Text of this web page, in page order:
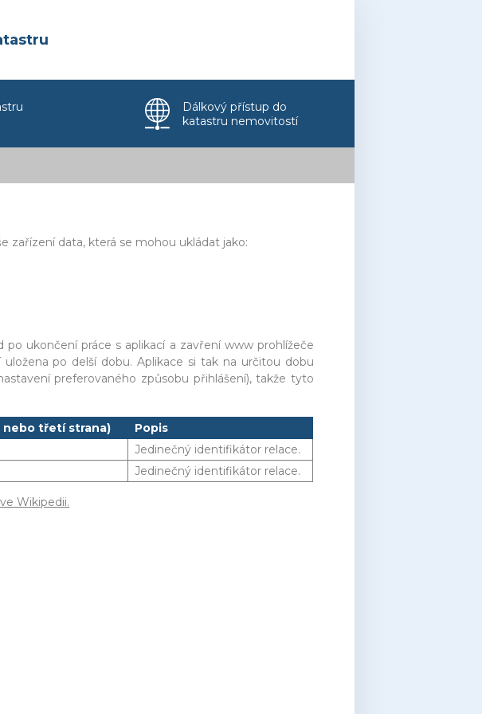
Dálkový přístup do
katastru nemovitostí
zařízení data, která se mohou ukládat jako:
po ukončení práce s aplikací a zavření www prohlížeče
uložena po delší dobu. Aplikace si tak na určitou dobu
preferovaného způsobu přihlášení), takže tyto
nebo třetí strana)
Popis
Jedinečný identifikátor relace.
Jedinečný identifikátor relace.
Wikipedii.